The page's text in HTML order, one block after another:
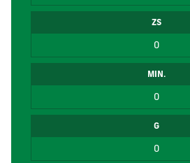
ZS
0
MIN.
0
G
0